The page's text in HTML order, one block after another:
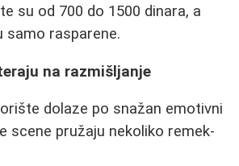
su od 700 do 1500 dinara, a
samo rasparene.
na razmišljanje
dolaze po snažan emotivni
scene pružaju nekoliko remek-